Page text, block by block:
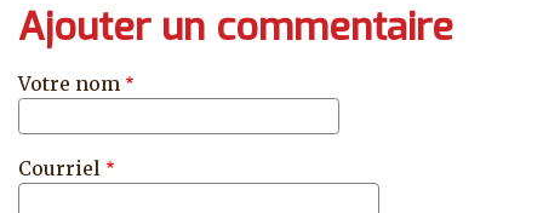
Ajouter un commentaire
Votre nom
Courriel